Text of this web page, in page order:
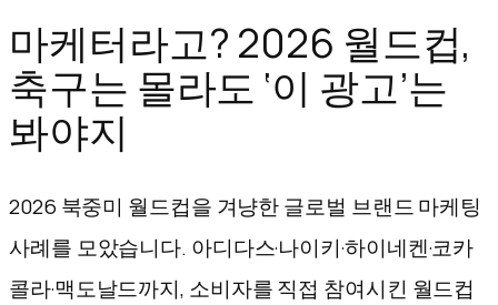
로
바
로
가
마케터라고? 2026 월드컵,
축구는 몰라도 ‘이 광고’는
봐야지
2026 북중미 월드컵을 겨냥한 글로벌 브랜드 마케팅
사례를 모았습니다. 아디다스·나이키·하이네켄·코카
콜라·맥도날드까지, 소비자를 직접 참여시킨 월드컵